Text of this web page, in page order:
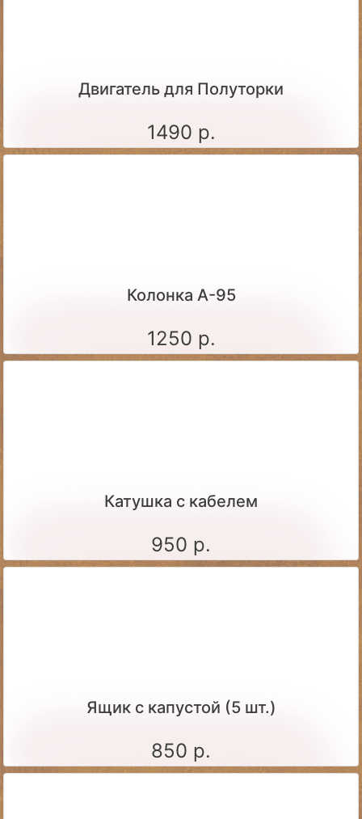
Двигатель для Полуторки
1490 р.
Колонка А-95
1250 р.
Катушка с кабелем
950 р.
Ящик c капустой (5 шт.)
850 р.